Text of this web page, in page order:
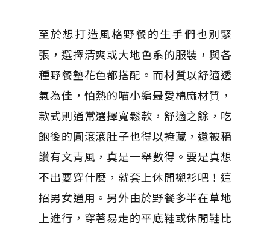
至於想打造風格野餐的生手們也別緊
張，選擇清爽或大地色系的服裝，與各
種野餐墊花色都搭配。而材質以舒適透
氣為佳，怕熱的喵小編最愛棉麻材質，
款式則通常選擇寬鬆款，舒適之餘，吃
飽後的圓滾滾肚子也得以掩藏，還被稱
讚有文青風，真是一舉數得。要是真想
不出要穿什麼，就套上休閒襯衫吧！這
招男女通用。另外由於野餐多半在草地
上進行，穿著易走的平底鞋或休閒鞋比